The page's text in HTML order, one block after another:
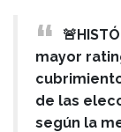
mayor
de las
según la